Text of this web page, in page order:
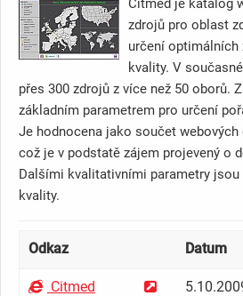
zdrojů pro oblast
určení
kvality. V
přes 300 zdrojů z více než 50 oborů.
základním parametrem pro určení
Je hodnocena jako součet webových
což je v podstatě zájem projevený o
Dalšími kvalitativními parametry jsou
kvality.
Odkaz Datum
Citmed